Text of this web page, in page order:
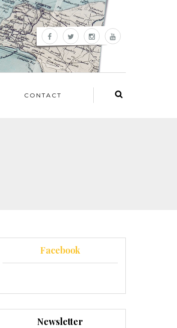
CONTACT
Facebook
Newsletter